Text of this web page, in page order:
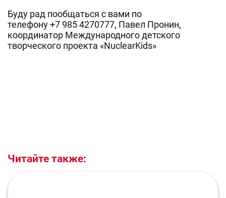
Буду рад пообщаться с вами по
телефону +7 985 4270777, Павел Пронин,
координатор Международного детского
творческого проекта «NuclearKids»
Читайте также: